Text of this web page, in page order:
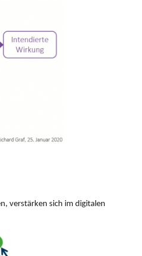
verstärken sich im digitalen